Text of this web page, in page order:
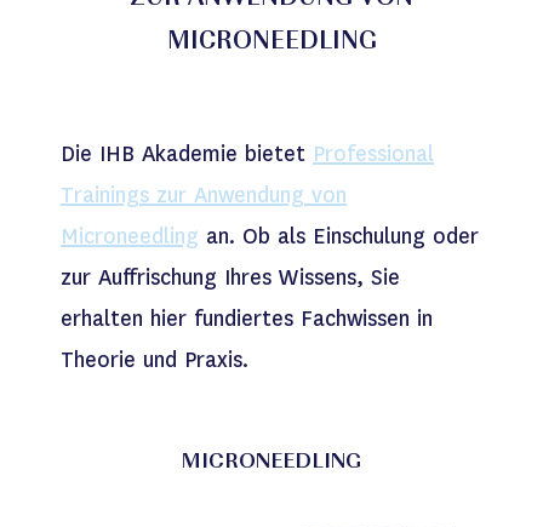
MICRONEEDLING
Die IHB Akademie bietet Professional
Trainings zur Anwendung von
Microneedling an. Ob als Einschulung oder
zur Auffrischung Ihres Wissens, Sie
erhalten hier fundiertes Fachwissen in
Theorie und Praxis.
MICRONEEDLING